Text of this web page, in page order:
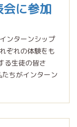
会に参加
ンターンシップ
ぞれの体験をも
る生徒の皆さ
ちがインターン